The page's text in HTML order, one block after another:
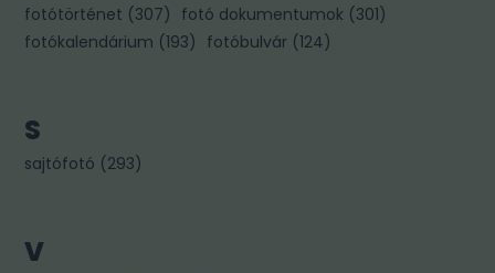
fotótörténet (307) fotó dokumentumok (301)
fotókalendárium (193) fotóbulvár (124)
S
sajtófotó (293)
V